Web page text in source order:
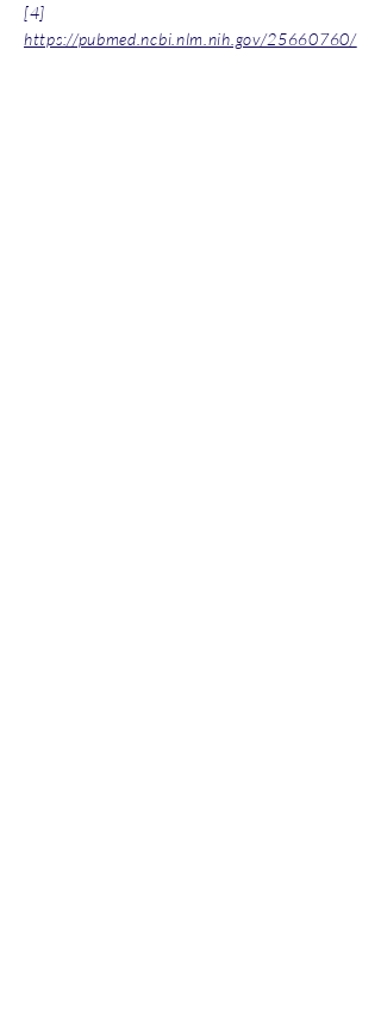
[4]
https://pubmed.ncbi.nlm.nih.gov/25660760/